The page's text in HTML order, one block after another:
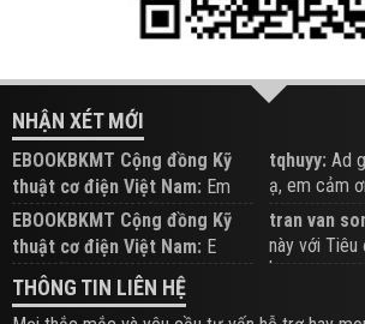
NHẬN XÉT MỚI
EBOOKBKMT Cộng đồng Kỹ
thuật cơ điện Việt Nam: Em
đăng trên Group hỗ trợ nhé
tqhuyy: Ad
ạ, em cảm
EBOOKBKMT Cộng đồng Kỹ
thuật cơ điện Việt Nam: E
xem hỗ trợ trên Group
tran van
này với Tiêu
b...
THÔNG TIN LIÊN HỆ